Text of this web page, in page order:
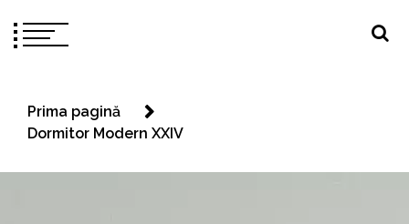
Prima pagină
Dormitor Modern XXIV